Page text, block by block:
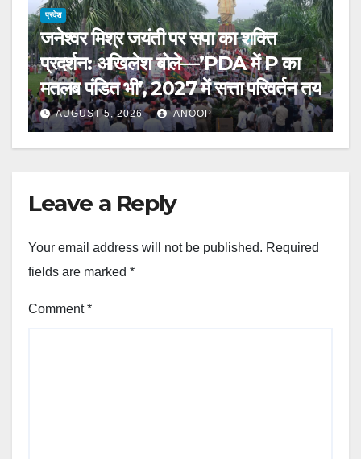
प्रदेश
जनेश्वर मिश्र जयंती पर सपा का शक्ति
प्रदर्शन: अखिलेश बोले—’PDA में P का
मतलब पंडित भी’, 2027 में सत्ता परिवर्तन तय
AUGUST 5, 2026 ANOOP
Leave a Reply
Your email address will not be published. Required
fields are marked *
Comment*